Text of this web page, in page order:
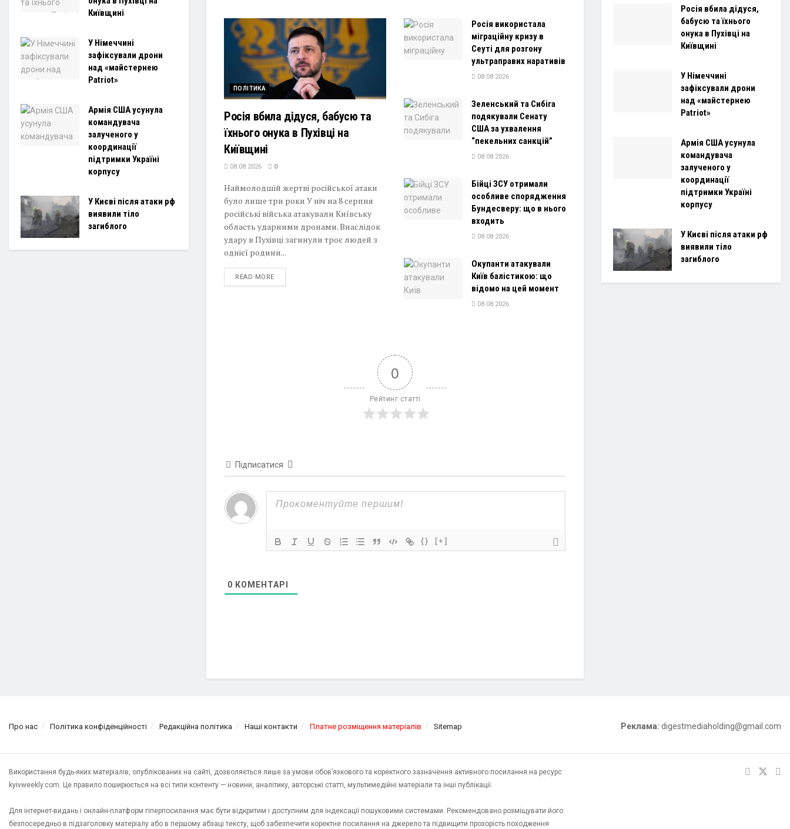
ПОЛІТИКА
Росія вбила дідуся, бабусю та
їхнього онука в Пухівці на
Київщині
08.08.2026 0
Наймолодшій жертві російської атаки
було лише три роки У ніч на 8 серпня
російські війська атакували Київську
область ударними дронами. Внаслідок
удару в Пухівці загинули троє людей з
однієї родини...
READ MOREDETAILS
Росія використала
міграційну кризу в
Сеуті для розгону
ультраправих наративів
08.08.2026
Зеленський та Сибіга
подякували Сенату
США за ухвалення
“пекельних санкцій”
08.08.2026
Бійці ЗСУ отримали
особливе спорядження
Бундесверу: що в нього
входить
08.08.2026
Окупанти атакували
Київ балістикою: що
відомо на цей момент
08.08.2026
0
Рейтинг статті
Підписатися
{} [+]
0 КОМЕНТАРІ
Київщині
У Німеччині
зафіксували дрони
над «майстернею
Patriot»
Армія США усунула
командувача
залученого у
координації
підтримки Україні
корпусу
У Києві після атаки рф
виявили тіло
загиблого
Росія вбила дідуся,
бабусю та їхнього
онука в Пухівці на
Київщині
У Німеччині
зафіксували дрони
над «майстернею
Patriot»
Армія США усунула
командувача
залученого у
координації
підтримки Україні
корпусу
У Києві після атаки рф
виявили тіло
загиблого
Про нас Політика конфіденційності Редакційна політика Наші контакти Платне розміщення матеріалів Sitemap Реклама: digestmediaholding@gmail.com
Використання будь-яких матеріалів, опублікованих на сайті, дозволяється лише за умови обов’язкового та коректного зазначення активного посилання на ресурс
kyivweekly.com. Це правило поширюється на всі типи контенту — новини, аналітику, авторські статті, мультимедійні матеріали та інші публікації.
Для інтернет-видань і онлайн-платформ гіперпосилання має бути відкритим і доступним для індексації пошуковими системами. Рекомендовано розміщувати його
безпосередньо в підзаголовку матеріалу або в першому абзаці тексту, щоб забезпечити коректне посилання на джерело та підвищити прозорість походження